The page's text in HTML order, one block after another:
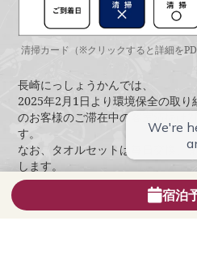
清掃カード（※クリックすると詳細を
長崎にっしょうかんでは、
2025年2月1日より環境保全の取
のお客様のご滞在中の客室清掃は
す。
なお、タオルセットは毎日交換、
します。
何卒ご理解、ご協力の程お願い申
宿泊